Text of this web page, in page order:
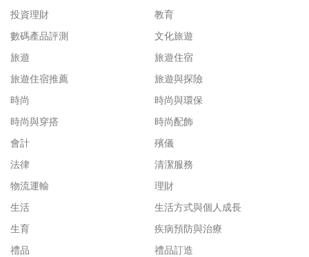
投資理財
教育
數碼產品評測
文化旅遊
旅遊
旅遊住宿
旅遊住宿推薦
旅遊與探險
時尚
時尚與環保
時尚與穿搭
時尚配飾
會計
殯儀
法律
清潔服務
物流運輸
理財
生活
生活方式與個人成長
生育
疾病預防與治療
禮品
禮品訂造